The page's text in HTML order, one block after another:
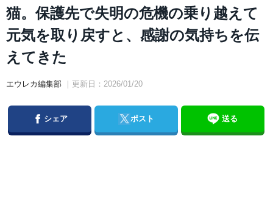
猫。保護先で失明の危機の乗り越えて
元気を取り戻すと、感謝の気持ちを伝
えてきた
エウレカ編集部 ｜更新日：2026/01/20
Facebook
シェア Twitterポスト 送る